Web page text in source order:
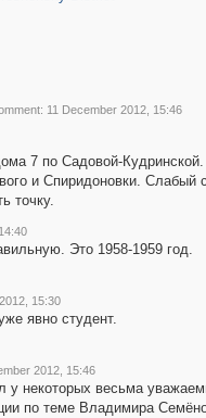
11 December 2012, 15:46
7 по Садовой-
и Спиридоновки. Слабый
точку.
Это 1958-1959 год.
15:30
явно студент.
2012, 15:46
у некоторых весьма
по теме Владимира